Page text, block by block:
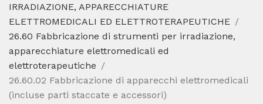
IRRADIAZIONE, APPARECCHIATURE
ELETTROMEDICALI ED ELETTROTERAPEUTICHE
26.60 Fabbricazione di strumenti per irradiazione,
apparecchiature elettromedicali ed
elettroterapeutiche
26.60.02 Fabbricazione di apparecchi elettromedicali
(incluse parti staccate e accessori)